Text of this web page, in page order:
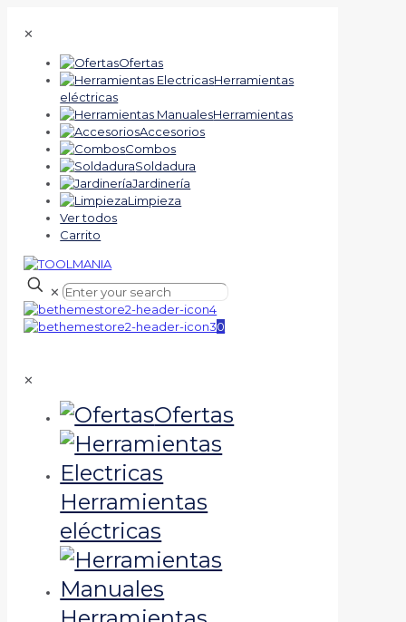
✕
Ofertas
Herramientas
eléctricas
Herramientas
Accesorios
Combos
Soldadura
Jardinería
Limpieza
Ver todos
Carrito
✕
0
✕
Ofertas
Herramientas
eléctricas